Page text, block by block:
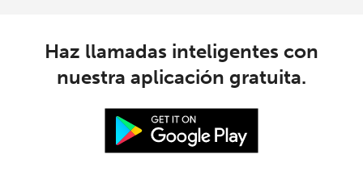
Haz llamadas inteligentes con
nuestra aplicación gratuita.